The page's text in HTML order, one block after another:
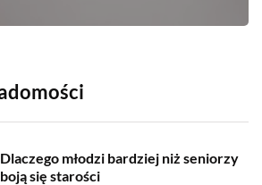
Dlaczego młodzi bardziej niż seniorzy
boją się starości